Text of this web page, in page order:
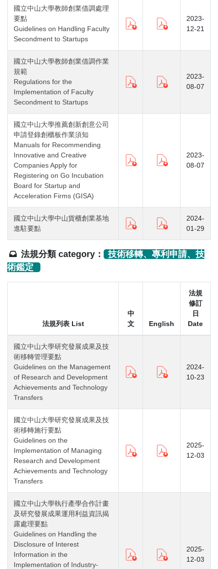
國立中山大學教師創業借調處理
要點
Guidelines on Handling Faculty
Secondment to Startups
2023-
12-21
國立中山大學教師創業借調作業
規範
Regulations for the
Implementation of Faculty
Secondment to Startups
2023-
08-07
國立中山大學推薦創新創意公司
申請登錄創櫃板作業須知
Manuals for Recommending
Innovative and Creative
Companies Apply for
Registering on Go Incubation
Board for Startup and
Acceleration Firms (GISA)
2023-
08-07
國立中山大學中山貨櫃創業基地
進駐要點
2024-
01-29
法規分類 category： 技術移轉、專利申請、技
術鑑定
法規列表 List
中
文
English
法規
修訂
日
Date
國立中山大學研究發展成果及技
術移轉管理要點
Guidelines on the Management
of Research and Development
Achievements and Technology
Transfers
2024-
10-23
國立中山大學研究發展成果及技
術移轉施行要點
Guidelines on the
Implementation of Managing
Research and Development
Achievements and Technology
Transfers
2025-
12-03
國立中山大學執行產學合作計畫
及研究發展成果運用利益資訊揭
露處理要點
Guidelines on Handling the
Disclosure of Interest
Information in the
Implementation of Industry-
2025-
12-03